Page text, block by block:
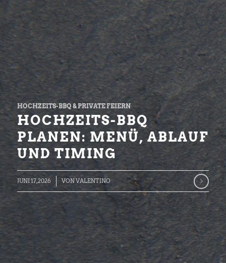
HOCHZEITS-BBQ & PRIVATE FEIERN
HOCHZEITS-BBQ
PLANEN: MENÜ, ABLAUF
UND TIMING
JUNI 17, 2026 VONVALENTINO